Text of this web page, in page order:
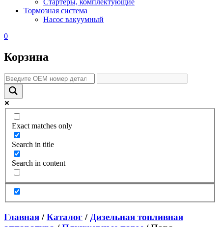
Стартеры, комплектующие
Тормозная система
Насос вакуумный
0
Корзина
Exact matches only
Search in title
Search in content
Главная /Каталог / Дизельная топливная